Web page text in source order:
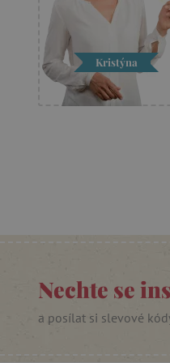
Kristýna
Nechte se
a posílat si slevové